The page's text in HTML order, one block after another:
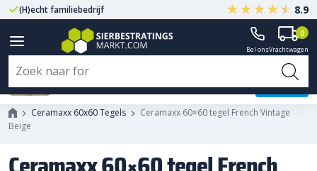
(H)echt familiebedrijf Gegarandeerd A-kwaliteit
8.9
Bel onsVrachtwagen
0
Ceramaxx 60x60 Tegels
Ceramaxx 60×60 tegel French Vintage
Beige
Ceramaxx 60x60 tegel French
Vintage Beige